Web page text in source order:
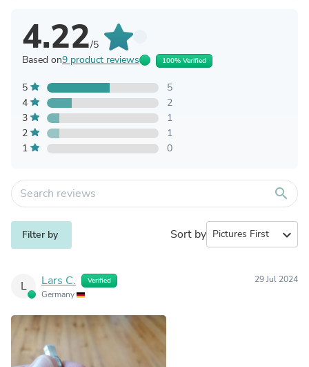
4.22/5
Based on9 product reviews 100% Verified
5
5
4
2
3
1
2
1
1
0
search
Filter by Sort by expand_more
L Lars C. Verified
Germany
29 Jul 2024